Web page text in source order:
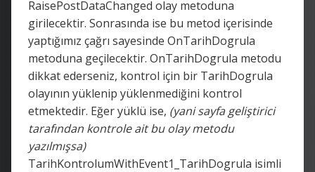
RaisePostDataChanged olay metoduna
girilecektir. Sonrasında ise bu metod içerisinde
yaptığımız çağrı sayesinde OnTarihDogrula
metoduna geçilecektir. OnTarihDogrula metodu
dikkat ederseniz, kontrol için bir TarihDogrula
olayının yüklenip yüklenmediğini kontrol
etmektedir. Eğer yüklü ise, (yani sayfa geliştirici
tarafından kontrole ait bu olay metodu
yazılmışsa)
TarihKontrolumWithEvent1_TarihDogrula isimli